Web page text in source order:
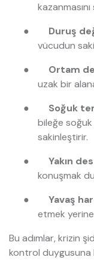
●
Duruş
vücudun
●
Ortam
uzak bir
●
Soğuk
bileğe
sakinleştirir.
●
Yakın
konuşmak
●
Yavaş
etmek
Bu adımlar, krizin
kontrol duygusuna